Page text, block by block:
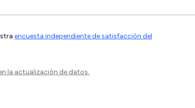
encuesta independiente de satisfacción del
la actualización de datos.